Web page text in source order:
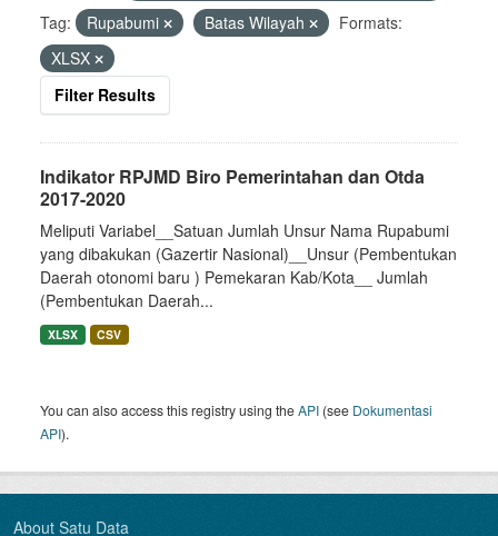
Tag:
Rupabumi Batas Wilayah
Formats:
XLSX
Filter Results
Indikator RPJMD Biro Pemerintahan dan Otda
2017-2020
Meliputi Variabel__Satuan Jumlah Unsur Nama Rupabumi
yang dibakukan (Gazertir Nasional)__Unsur (Pembentukan
Daerah otonomi baru ) Pemekaran Kab/Kota__ Jumlah
(Pembentukan Daerah...
XLSX CSV
You can also access this registry using theAPI (see Dokumentasi
API).
About Satu Data